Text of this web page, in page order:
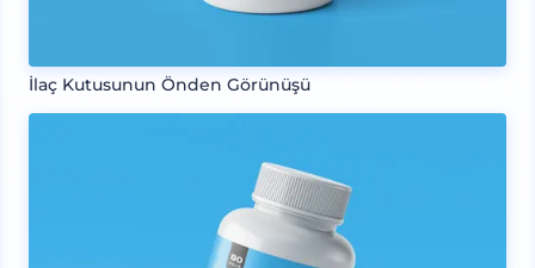
İlaç Kutusunun Önden Görünüşü